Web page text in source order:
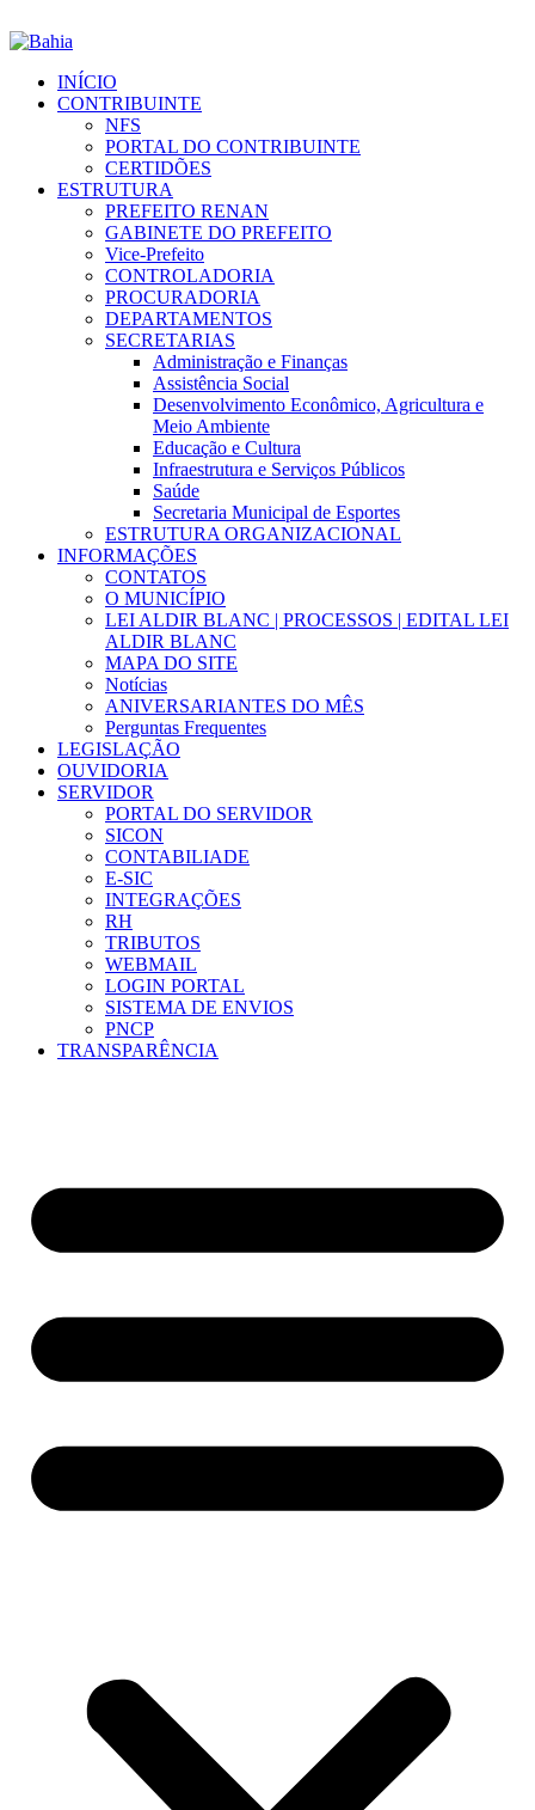
INÍCIO
CONTRIBUINTE
NFS
PORTAL DO CONTRIBUINTE
CERTIDÕES
ESTRUTURA
PREFEITO RENAN
GABINETE DO PREFEITO
Vice-Prefeito
CONTROLADORIA
PROCURADORIA
DEPARTAMENTOS
SECRETARIAS
Administração e Finanças
Assistência Social
Desenvolvimento Econômico, Agricultura e
Meio Ambiente
Educação e Cultura
Infraestrutura e Serviços Públicos
Saúde
Secretaria Municipal de Esportes
ESTRUTURA ORGANIZACIONAL
INFORMAÇÕES
CONTATOS
O MUNICÍPIO
LEI ALDIR BLANC | PROCESSOS | EDITAL LEI
ALDIR BLANC
MAPA DO SITE
Notícias
ANIVERSARIANTES DO MÊS
Perguntas Frequentes
LEGISLAÇÃO
OUVIDORIA
SERVIDOR
PORTAL DO SERVIDOR
SICON
CONTABILIADE
E-SIC
INTEGRAÇÕES
RH
TRIBUTOS
WEBMAIL
LOGIN PORTAL
SISTEMA DE ENVIOS
PNCP
TRANSPARÊNCIA